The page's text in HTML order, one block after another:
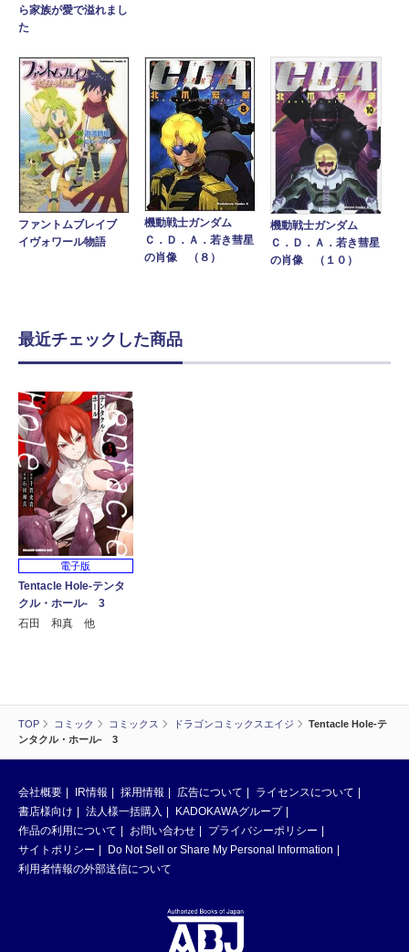
TOP コミック コミックス ドラゴンコミックスエイジ
Tentacle Hole-テ
ンタクル・ホール- 3
ら家族が愛で溢れまし
た
ファントムブレイブ
イヴォワール物語
機動戦士ガンダム
Ｃ．Ｄ．Ａ．若き彗星
の肖像 （８）
機動戦士ガンダム
Ｃ．Ｄ．Ａ．若き彗星
の肖像 （１０）
最近チェックした商品
電子版
Tentacle Hole-テンタ
クル・ホール- 3
石田 和真 他
会社概要 IR情報 採用情報 広告について
ライセンスについて
書店様向け
法人様一括購入
KADOKAWAグループ
作品の利用について
お問い合わせ
プライバシーポリシー
サイトポリシー
Do Not Sell or Share My Personal Information
利用者情報の外部送信について